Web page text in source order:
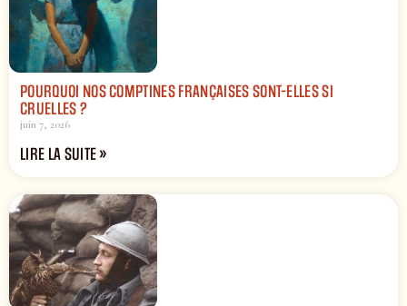
POURQUOI NOS COMPTINES FRANÇAISES SONT-ELLES SI
CRUELLES ?
juin 7, 2026
LIRE LA SUITE »